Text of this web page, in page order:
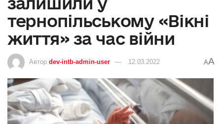
тернопільському «Вікні
життя» за час війни
Автор dev-intb-admin-user 12.03.2022 AA